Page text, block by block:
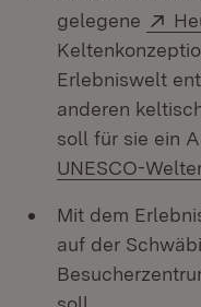
gelegene
Erlebniswelt
anderen
soll für sie ein
UNESCO-
Mit dem
auf der